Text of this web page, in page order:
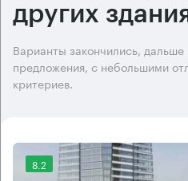
других
Варианты закончились,
предложения, с небольшими
критериев.
8.2